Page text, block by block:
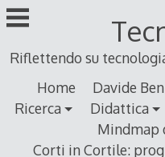
Skip
to
Riflettendo su
Home
Davide
Ricerca
Didattica
Mindmap
Corti in Cortile: